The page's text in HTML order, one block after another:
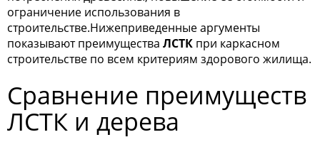
ограничение использования в
строительстве.Нижеприведенные аргументы
показывают преимущества ЛСТК при каркасном
строительстве по всем критериям здорового жилища.
Сравнение преимуществ
ЛСТК и дерева